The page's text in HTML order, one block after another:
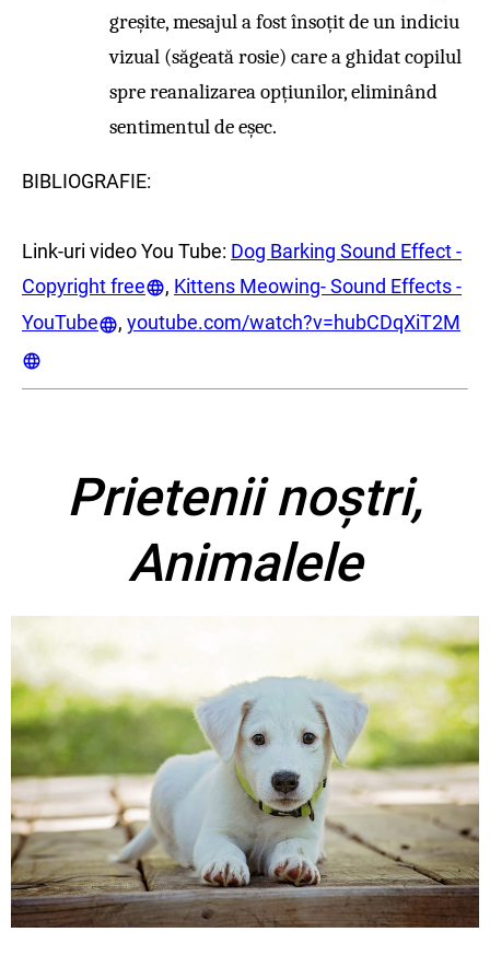
greșite, mesajul a fost însoțit de un indiciu
vizual (săgeată rosie) care a ghidat copilul
spre reanalizarea opțiunilor, eliminând
sentimentul de eșec.
BIBLIOGRAFIE:
Link-uri video You Tube: Dog Barking Sound Effect -
Copyright free
, Kittens Meowing- Sound Effects -
YouTube
, youtube.com/watch?v=hubCDqXiT2M
Prietenii noștri,
Animalele